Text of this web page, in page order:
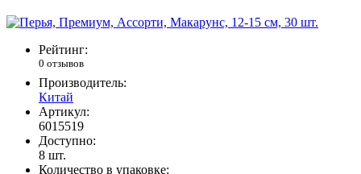
Рейтинг:
0 отзывов
Производитель:
Китай
Артикул:
6015519
Доступно:
8 шт.
Количество в упаковке: